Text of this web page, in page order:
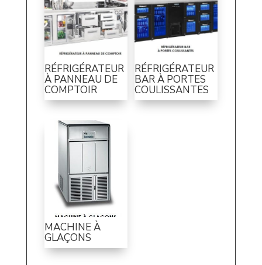
RÉFRIGÉRATEUR
À PANNEAU DE
COMPTOIR
RÉFRIGÉRATEUR
BAR À PORTES
COULISSANTES
MACHINE À
GLAÇONS